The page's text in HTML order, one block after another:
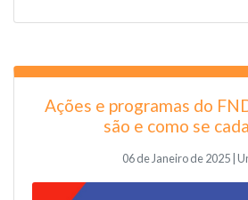
Ações e programas do
são e como se
06 de Janeiro de 2025 |